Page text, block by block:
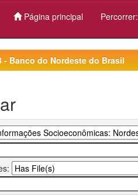
Página principal Percorrer:
- Banco do Nordeste do Brasil